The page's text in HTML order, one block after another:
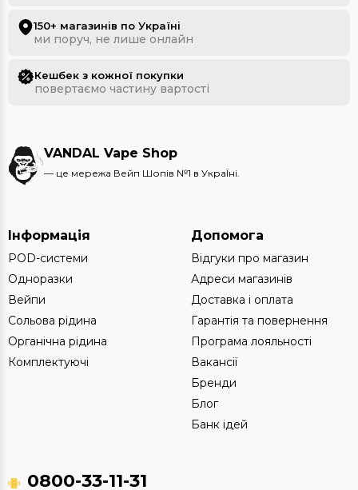
150+ магазинів по Україні
ми поруч, не лише онлайн
Кешбек з кожної покупки
повертаємо частину вартості
VANDAL Vape Shop
— це мережа Вейп Шопів №1 в УкраЇні.
Інформація
POD-системи
Одноразки
Вейпи
Сольова рідина
Органічна рідина
Комплектуючі
Допомога
Відгуки про магазин
Адреси магазинів
Доставка і оплата
Гарантія та повернення
Програма лояльності
Вакансії
Бренди
Блог
Банк ідей
0800-33-11-31